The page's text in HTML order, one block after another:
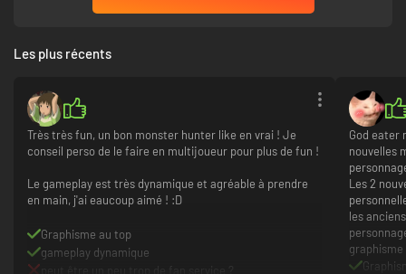
Les plus récents
Très très fun, un bon monster hunter like en vrai ! Je
conseil perso de le faire en multijoueur pour plus de fun !
Le gameplay est très dynamique et agréable à prendre
en main, j'ai eaucoup aimé ! :D
Graphisme au top
gameplay dynamique
God eater
nouvelles
Les 2
les